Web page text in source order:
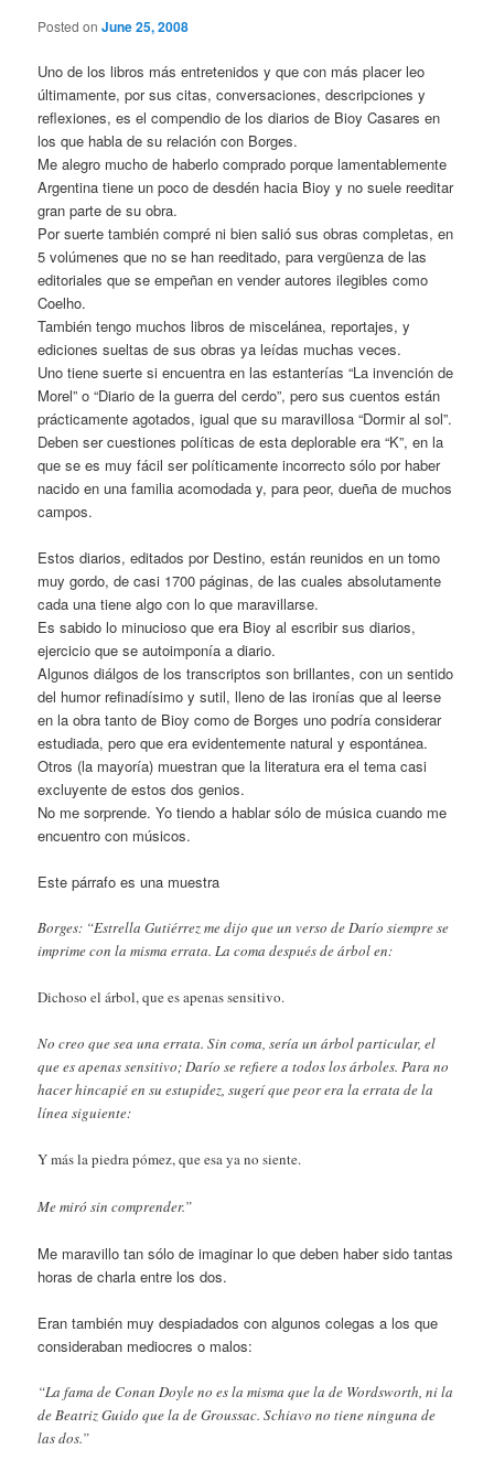
Posted onJune 25, 2008
Uno de los libros más entretenidos y que con más placer leo
últimamente, por sus citas, conversaciones, descripciones y
reflexiones, es el compendio de los diarios de Bioy Casares en
los que habla de su relación con Borges.
Me alegro mucho de haberlo comprado porque lamentablemente
Argentina tiene un poco de desdén hacia Bioy y no suele reeditar
gran parte de su obra.
Por suerte también compré ni bien salió sus obras completas, en
5 volúmenes que no se han reeditado, para vergüenza de las
editoriales que se empeñan en vender autores ilegibles como
Coelho.
También tengo muchos libros de miscelánea, reportajes, y
ediciones sueltas de sus obras ya leídas muchas veces.
Uno tiene suerte si encuentra en las estanterías “La invención de
Morel” o “Diario de la guerra del cerdo”, pero sus cuentos están
prácticamente agotados, igual que su maravillosa “Dormir al sol”.
Deben ser cuestiones políticas de esta deplorable era “K”, en la
que se es muy fácil ser políticamente incorrecto sólo por haber
nacido en una familia acomodada y, para peor, dueña de muchos
campos.
Estos diarios, editados por Destino, están reunidos en un tomo
muy gordo, de casi 1700 páginas, de las cuales absolutamente
cada una tiene algo con lo que maravillarse.
Es sabido lo minucioso que era Bioy al escribir sus diarios,
ejercicio que se autoimponía a diario.
Algunos diálgos de los transcriptos son brillantes, con un sentido
del humor refinadísimo y sutil, lleno de las ironías que al leerse
en la obra tanto de Bioy como de Borges uno podría considerar
estudiada, pero que era evidentemente natural y espontánea.
Otros (la mayoría) muestran que la literatura era el tema casi
excluyente de estos dos genios.
No me sorprende. Yo tiendo a hablar sólo de música cuando me
encuentro con músicos.
Este párrafo es una muestra
Borges: “Estrella Gutiérrez me dijo que un verso de Darío siempre se
imprime con la misma errata. La coma después de árbol en:
Dichoso el árbol, que es apenas sensitivo.
No creo que sea una errata. Sin coma, sería un árbol particular, el
que es apenas sensitivo; Darío se refiere a todos los árboles. Para no
hacer hincapié en su estupidez, sugerí que peor era la errata de la
línea siguiente:
Y más la piedra pómez, que esa ya no siente.
Me miró sin comprender.”
Me maravillo tan sólo de imaginar lo que deben haber sido tantas
horas de charla entre los dos.
Eran también muy despiadados con algunos colegas a los que
consideraban mediocres o malos:
“La fama de Conan Doyle no es la misma que la de Wordsworth, ni la
de Beatriz Guido que la de Groussac. Schiavo no tiene ninguna de
las dos.”